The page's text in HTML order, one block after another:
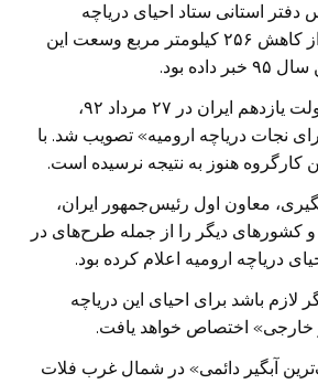
استانی ستاد احیای دریاچه
ارومیه، در بهمن ماه از کاهش ۲۵۶ کیلومتر مربع وسعت این
بود.
در نخستین نشست دولت یازدهم ایران در ۲۷ مرداد ۹۲،
نجات دریاچه ارومیه» تصویب شد. با
کارگروه هنوز به نتیجه نرسیده است.
معاون اول رئیس‌جمهور ایران،
و کشورهای دیگر را از جمله طرح‌های در
دریاچه ارومیه اعلام کرده بود.
لازم باشد برای احیای این دریاچه
خارجی» اختصاص خواهد یافت.
آبگیر دائمی» در شمال غرب فلات